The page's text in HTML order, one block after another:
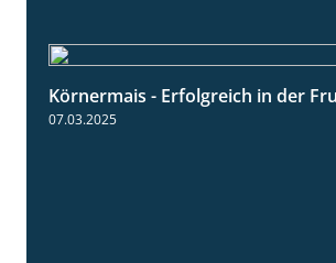
Körnermais - Erfolgreich in der
07.03.2025